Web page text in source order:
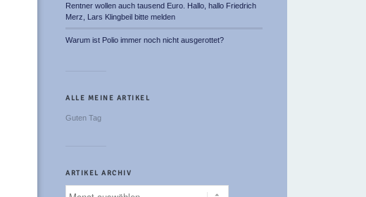
Rentner wollen auch tausend Euro. Hallo, hallo Friedrich
Merz, Lars Klingbeil bitte melden
Warum ist Polio immer noch nicht ausgerottet?
ALLE MEINE ARTIKEL
Guten Tag
ARTIKEL ARCHIV
Artikel